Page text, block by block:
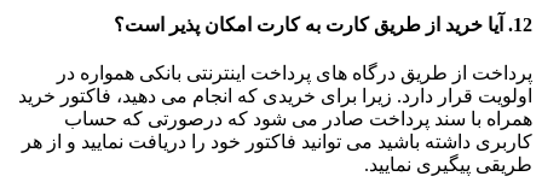
12. آیا خرید از طریق کارت به کارت امکان پذیر است؟
پرداخت از طریق درگاه های پرداخت اینترنتی بانکی همواره در
اولویت قرار دارد. زیرا برای خریدی که انجام می دهید، فاکتور خرید
همراه با سند پرداخت صادر می شود که درصورتی که حساب
کاربری داشته باشید می توانید فاکتور خود را دریافت نمایید و از هر
طریقی پیگیری نمایید.